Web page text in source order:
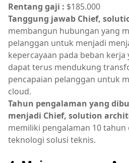
Rentang gaji : $185.000
Tanggung jawab Chief,
membangun hubungan yang
pelanggan untuk menjadi
kepercayaan pada beban
dapat terus mendukung
pencapaian pelanggan untuk
cloud.
Tahun pengalaman yang
menjadi Chief, solution
memiliki pengalaman 10
teknologi solusi teknis.